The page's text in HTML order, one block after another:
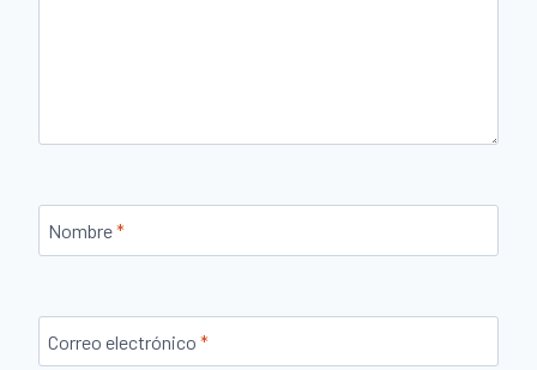
Nombre*
Correo electrónico *